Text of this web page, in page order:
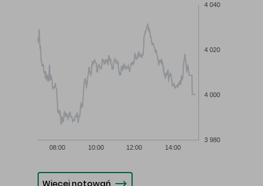
08:00 10:00 12:00 14:00
3 980
4 000
4 020
4 040